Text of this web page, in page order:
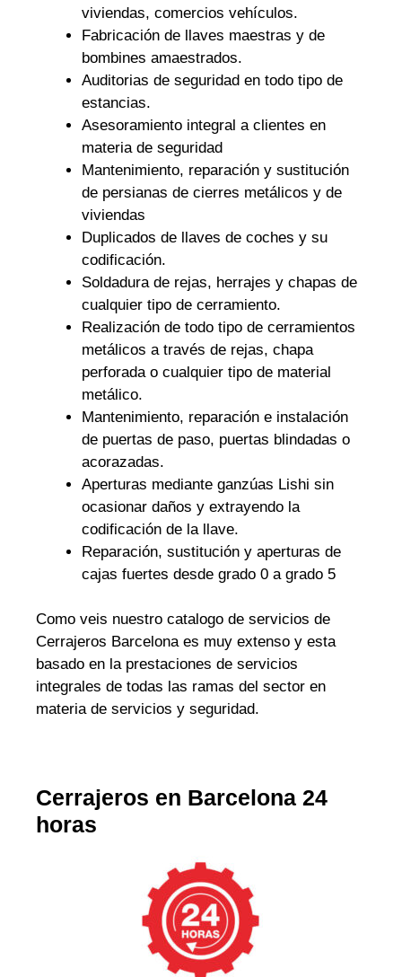
viviendas, comercios vehículos.
Fabricación de llaves maestras y de
bombines amaestrados.
Auditorias de seguridad en todo tipo de
estancias.
Asesoramiento integral a clientes en
materia de seguridad
Mantenimiento, reparación y sustitución
de persianas de cierres metálicos y de
viviendas
Duplicados de llaves de coches y su
codificación.
Soldadura de rejas, herrajes y chapas de
cualquier tipo de cerramiento.
Realización de todo tipo de cerramientos
metálicos a través de rejas, chapa
perforada o cualquier tipo de material
metálico.
Mantenimiento, reparación e instalación
de puertas de paso, puertas blindadas o
acorazadas.
Aperturas mediante ganzúas Lishi sin
ocasionar daños y extrayendo la
codificación de la llave.
Reparación, sustitución y aperturas de
cajas fuertes desde grado 0 a grado 5
Como veis nuestro catalogo de servicios de
Cerrajeros Barcelona es muy extenso y esta
basado en la prestaciones de servicios
integrales de todas las ramas del sector en
materia de servicios y seguridad.
Cerrajeros en Barcelona 24
horas